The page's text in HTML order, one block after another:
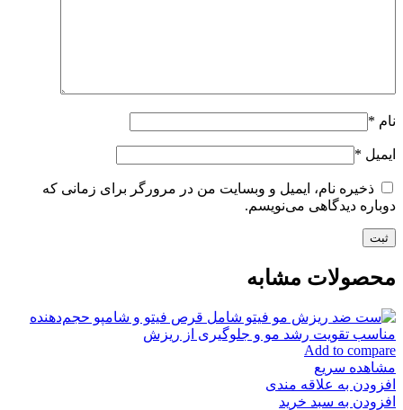
نام *
ایمیل *
ذخیره نام، ایمیل و وبسایت من در مرورگر برای زمانی که
دوباره دیدگاهی می‌نویسم.
محصولات مشابه
Add to compare
مشاهده سریع
افزودن به علاقه مندی
افزودن به سبد خرید